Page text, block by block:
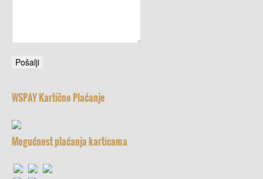
WSPAY Kartično Plaćanje
Mogućnost plaćanja karticama